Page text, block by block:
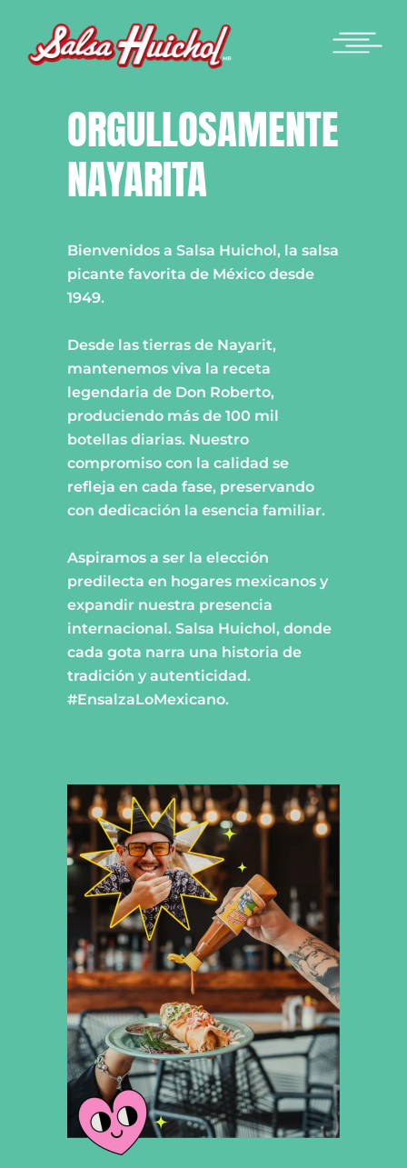
ORGULLOSAMENTE
NAYARITA
Bienvenidos a Salsa Huichol, la salsa
picante favorita de México desde
1949.
Desde las tierras de Nayarit,
mantenemos viva la receta
legendaria de Don Roberto,
produciendo más de 100 mil
botellas diarias. Nuestro
compromiso con la calidad se
refleja en cada fase, preservando
con dedicación la esencia familiar.
Aspiramos a ser la elección
predilecta en hogares mexicanos y
expandir nuestra presencia
internacional. Salsa Huichol, donde
cada gota narra una historia de
tradición y autenticidad.
#EnsalzaLoMexicano.